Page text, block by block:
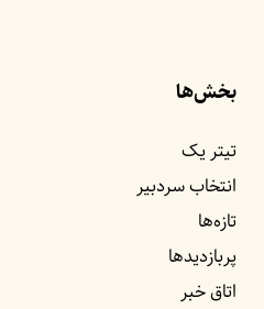
بخش‌ها
تیتر یک
انتخاب سردبیر
تازه‌ها
پربازدید‌ها
اتاق خبر